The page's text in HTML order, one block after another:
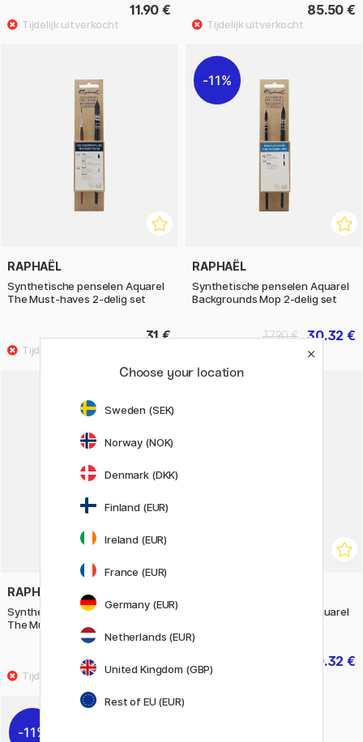
11.90 € 85.50 €
RAPHAËL
Synthetische penselen Aquarel
The Must-haves 2-delig set
31 €
11%
RAPHAËL
Synthetische penselen Aquarel
Backgrounds Mop 2-delig set
30.32 €
37.90 €
RAPHAËL
Synthetische penselen Acryl
The Must-haves 2-delig set
Synthetische penselen Aquarel
50.32 €
11%
Choose your location
Sweden (SEK)
Norway (NOK)
Denmark (DKK)
Finland (EUR)
Ireland (EUR)
France (EUR)
Germany (EUR)
Netherlands (EUR)
United Kingdom (GBP)
Rest of EU (EUR)